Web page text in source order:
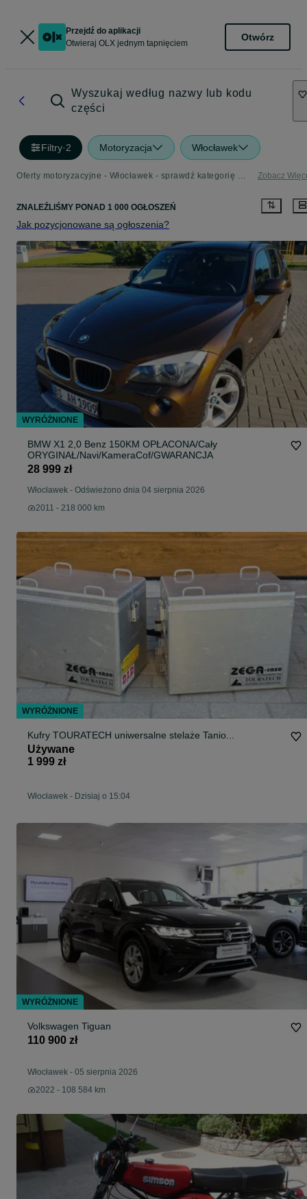
Przejdź do aplikacji
Otwieraj OLX jednym tapnięciem
Otwórz
Wyszukaj według nazwy lub kodu
części
Filtry·2 Motoryzacja Włocławek
Oferty motoryzacyjne - Włocławek - sprawdź kategorię Motoryzacja Zobacz
ZNALEŹLIŚMY PONAD 1 000 OGŁOSZEŃ
Jak pozycjonowane są ogłoszenia?
BMW X1 2,0 Benz 150KM OPŁACONA/Cały
ORYGINAŁ/Navi/KameraCof/GWARANCJA
28 999 zł
Włocławek - Odświeżono dnia 04 sierpnia 2026
2011 - 218 000 km
Kufry TOURATECH uniwersalne stelaże Tanio...
Używane
1 999 zł
Włocławek - Dzisiaj o 15:04
Volkswagen Tiguan
110 900 zł
Włocławek - 05 sierpnia 2026
2022 - 108 584 km
WYRÓŻNIONE
WYRÓŻNIONE
WYRÓŻNIONE